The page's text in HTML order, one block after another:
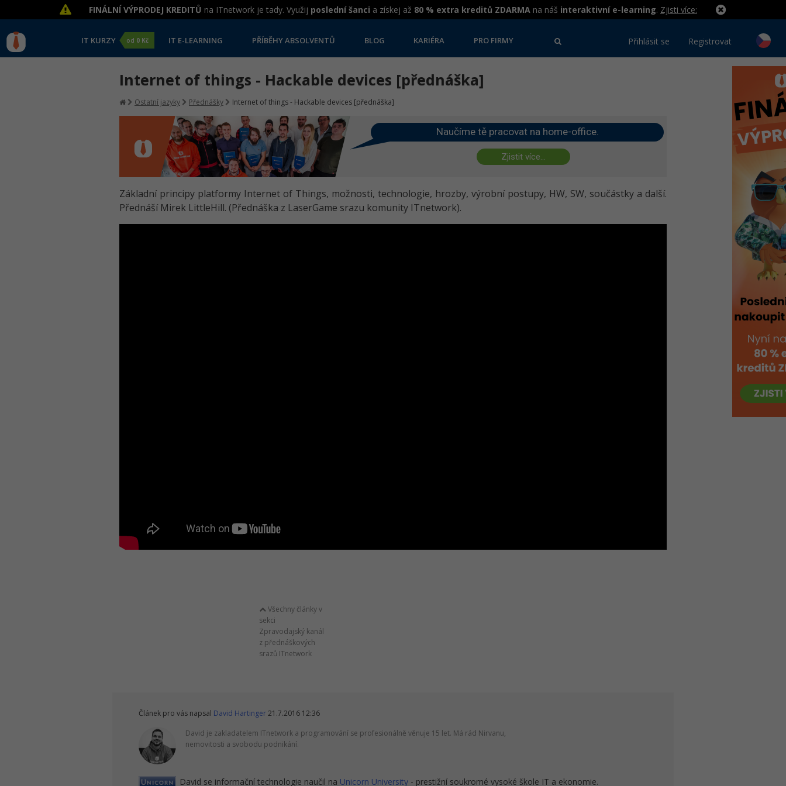
FINÁLNÍ VÝPRODEJ KREDITŮ na ITnetwork je tady. Využij poslední šanci a získej až 80 % extra kreditů ZDARMA na náš interaktivní e-learning. Zjisti více:
IT KURZY od 0 Kč IT E-LEARNING PŘÍBĚHY ABSOLVENTŮ BLOG KARIÉRA PRO FIRMY Přihlásit se Registrovat
Internet of things - Hackable devices [přednáška]
Ostatní jazyky Přednášky Internet of things - Hackable devices [přednáška]
Naučíme tě pracovat na home-office.
Zjistit více...
Základní principy platformy Internet of Things, možnosti, technologie, hrozby, výrobní postupy, HW, SW, součástky a další.
Přednáší Mirek LittleHill. (Přednáška z LaserGame srazu komunity ITnetwork).
Všechny články v
sekci
Zpravodajský kanál
z přednáškových
srazů ITnetwork
Článek pro vás napsal David Hartinger21.7.2016 12:36
David je zakladatelem ITnetwork a programování se profesionálně věnuje 15 let. Má rád Nirvanu,
nemovitosti a svobodu podnikání.
David se informační technologie naučil na Unicorn University - prestižní soukromé vysoké škole IT a ekonomie.